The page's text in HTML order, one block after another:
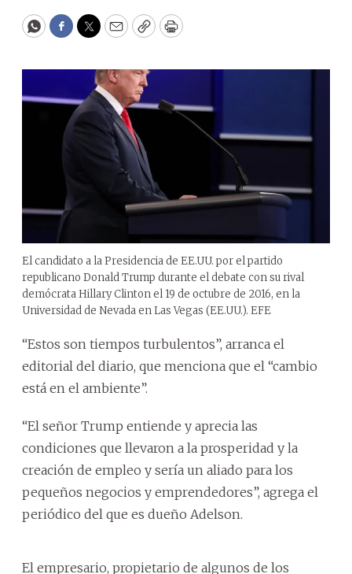
WhatsApp
Facebook
Twitter
EmailCopyPrint
El candidato a la Presidencia de EE.UU. por el partido
republicano Donald Trump durante el debate con su rival
demócrata Hillary Clinton el 19 de octubre de 2016, en la
Universidad de Nevada en Las Vegas (EE.UU.). EFE
“Estos son tiempos turbulentos”, arranca el
editorial del diario, que menciona que el “cambio
está en el ambiente”.
“El señor Trump entiende y aprecia las
condiciones que llevaron a la prosperidad y la
creación de empleo y sería un aliado para los
pequeños negocios y emprendedores”, agrega el
periódico del que es dueño Adelson.
El empresario, propietario de algunos de los